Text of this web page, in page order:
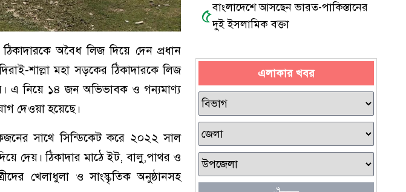
ঠিকাদারকে অবৈধ লিজ দিয়ে দেন প্রধান
শাল্লা মহা সড়কের ঠিকাদারকে লিজ
এ নিয়ে ১৪ জন অভিভাবক ও গন্যমাণ্য
দেওয়া হয়েছে।
সাথে সিন্ডিকেট করে ২০২২ সাল
দেয়। ঠিকাদার মাঠে ইট, বালু,পাথর ও
খেলাধুলা ও সাংস্কৃতিক অনুষ্ঠানসহ
৫বাংলাদেশে আসছেন ভারত-পাকিস্তানের
দুই ইসলামিক বক্তা
এলাকার খবর